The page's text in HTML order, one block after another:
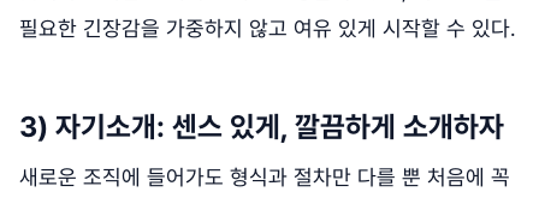
필요한 긴장감을 가중하지 않고 여유 있게 시작할 수 있다.
3) 자기소개: 센스 있게, 깔끔하게 소개하자
새로운 조직에 들어가도 형식과 절차만 다를 뿐 처음에 꼭